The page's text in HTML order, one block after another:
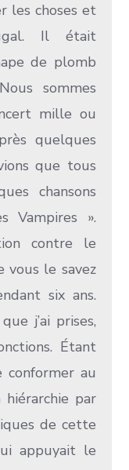
les choses et
Il était
de plomb
sommes
mille ou
quelques
que tous
chansons
Vampires ».
contre le
vous le savez
six ans.
j’ai prises,
Étant
au
par
de cette
appuyait le